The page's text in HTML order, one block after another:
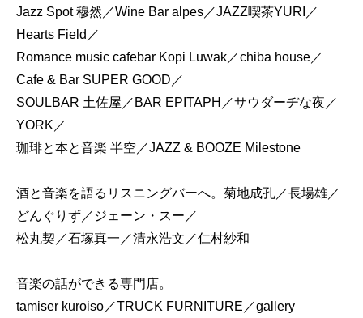
Jazz Spot 穆然／Wine Bar alpes／JAZZ喫茶YURI／
Hearts Field／
Romance music cafebar Kopi Luwak／chiba house／
Cafe & Bar SUPER GOOD／
SOULBAR 土佐屋／BAR EPITAPH／サウダーヂな夜／
YORK／
珈琲と本と音楽 半空／JAZZ & BOOZE Milestone
酒と音楽を語るリスニングバーへ。菊地成孔／長場雄／
どんぐりず／ジェーン・スー／
松丸契／石塚真一／清永浩文／仁村紗和
音楽の話ができる専門店。
tamiser kuroiso／TRUCK FURNITURE／gallery